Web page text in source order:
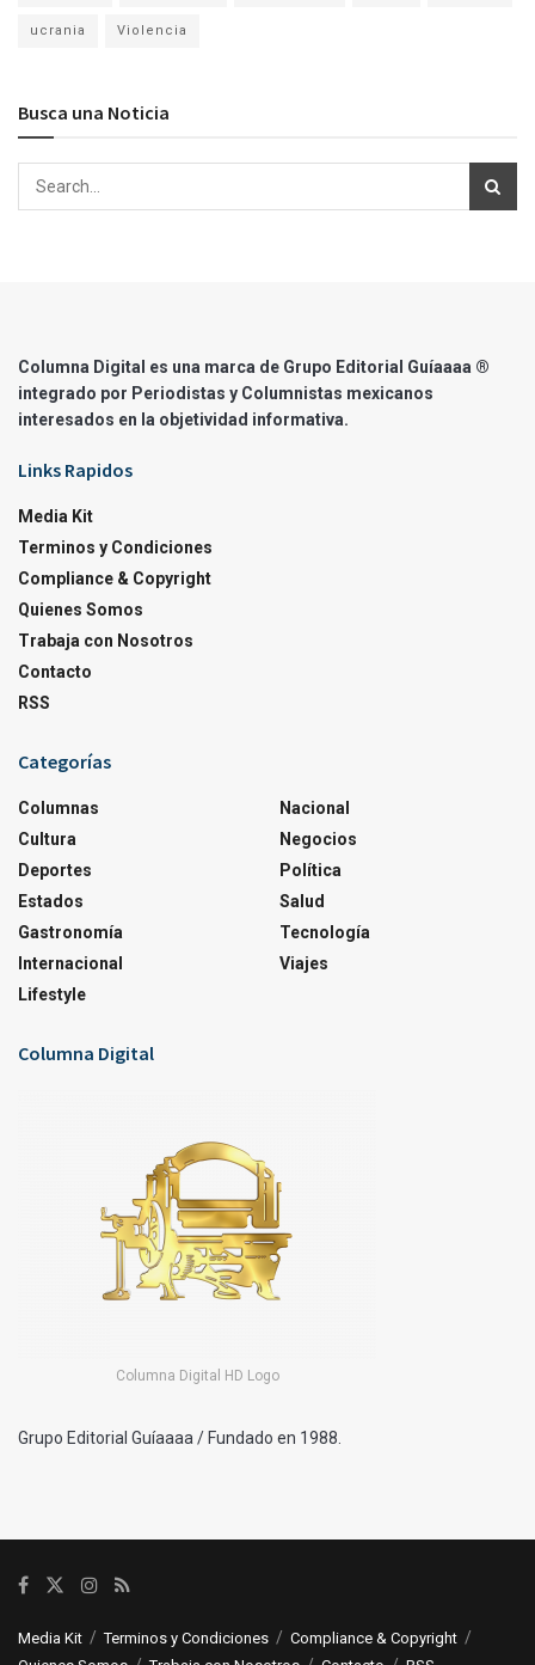
ucrania Violencia
Busca una Noticia
Columna Digital es una marca de Grupo Editorial Guíaaaa ®
integrado por Periodistas y Columnistas mexicanos
interesados en la objetividad informativa.
Links Rapidos
Media Kit
Terminos y Condiciones
Compliance & Copyright
Quienes Somos
Trabaja con Nosotros
Contacto
RSS
Categorías
Columnas
Cultura
Deportes
Estados
Gastronomía
Internacional
Lifestyle
Nacional
Negocios
Política
Salud
Tecnología
Viajes
Columna Digital
Columna Digital HD Logo
Grupo Editorial Guíaaaa / Fundado en 1988.
Media Kit Terminos y Condiciones
Compliance & Copyright